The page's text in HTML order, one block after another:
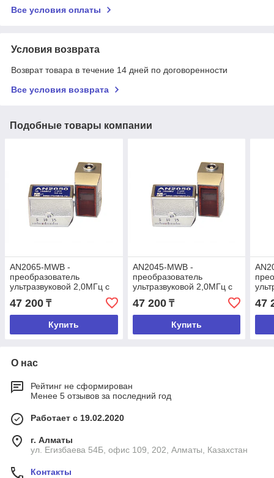
Все условия оплаты
Условия возврата
Возврат товара в течение 14 дней по договоренности
Все условия возврата
Подобные товары компании
AN2065-MWB -
преобразователь
ультразвуковой 2,0МГц с
углом ввода 65 градусов
47 200 ₸
Купить
AN2045-MWB -
преобразователь
ультразвуковой 2,0МГц с
углом ввода 45 градусов
47 200₸
Купить
47
О нас
Рейтинг не сформирован
Менее 5 отзывов за последний год
Работает с 19.02.2020
г. Алматы
ул. Егизбаева 54Б, офис 109, 202, Алматы, Казахстан
Контакты